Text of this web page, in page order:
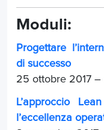
Moduli:
Progettare
di successo
25 ottobre 2017 –
L’approccio
l’eccellenza